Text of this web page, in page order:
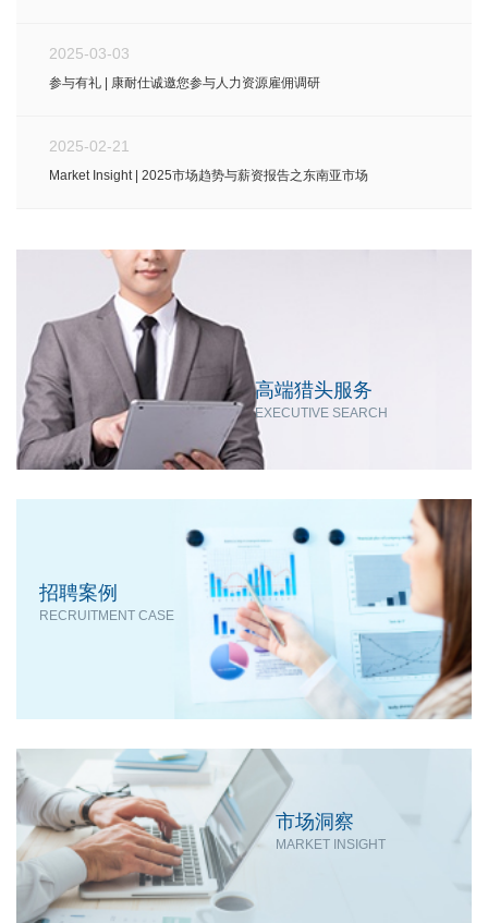
2025-03-03
参与有礼 | 康耐仕诚邀您参与人力资源雇佣调研
2025-02-21
Market Insight | 2025市场趋势与薪资报告之东南亚市场
高端猎头服务
EXECUTIVE SEARCH
招聘案例
RECRUITMENT CASE
市场洞察
MARKET INSIGHT